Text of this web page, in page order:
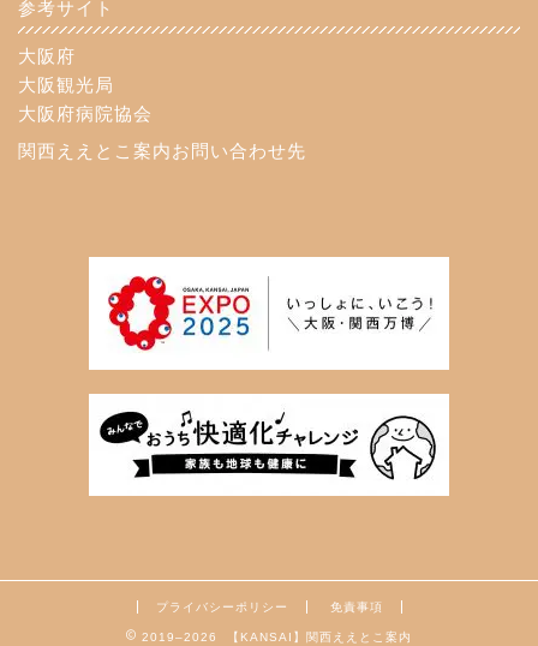
参考サイト
大阪府
大阪観光局
大阪府病院協会
関西ええとこ案内お問い合わせ先
プライバシーポリシー 免責事項
2019–2026 【KANSAI】関西ええとこ案内